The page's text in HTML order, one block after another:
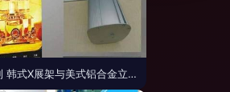
专业定制 韩式X展架与美式铝合金立式伸缩展架，打造移动式广告新体验